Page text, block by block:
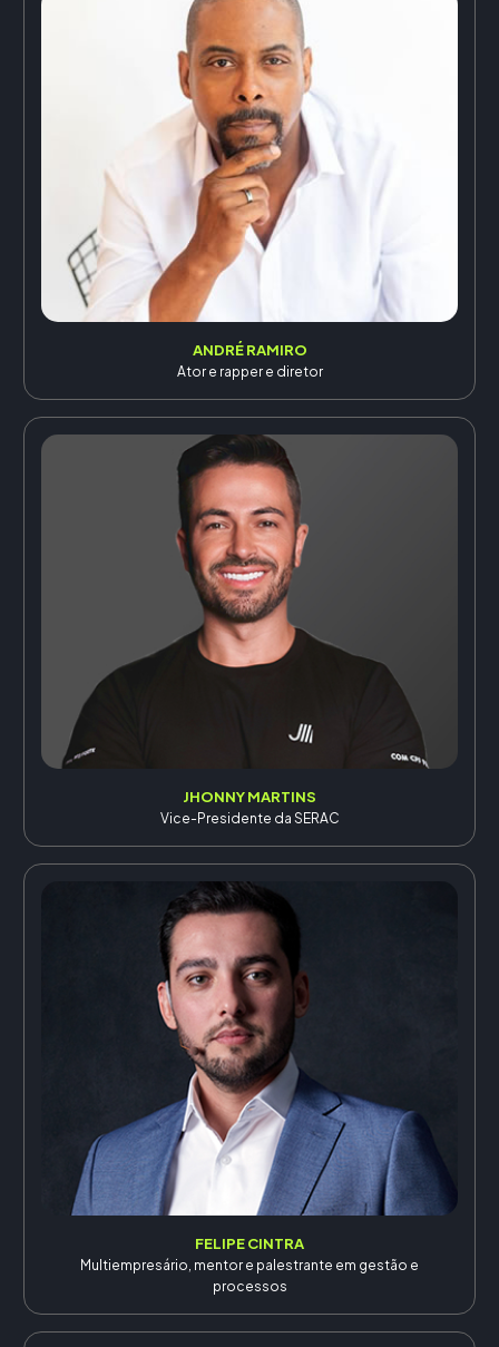
ANDRÉ RAMIRO
Ator e rapper e diretor
JHONNY MARTINS
Vice-Presidente da SERAC
FELIPE CINTRA
Multiempresário, mentor e palestrante em gestão e
processos